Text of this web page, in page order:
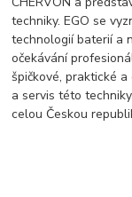
techniky. EGO se
technologií baterií a
očekávání
špičkové, praktické
a servis této
celou Českou